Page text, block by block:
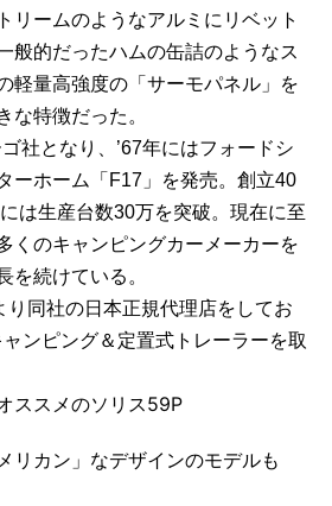
リームのようなアルミにリベット
般的だったハムの缶詰のようなス
軽量高強度の「サーモパネル」を
な特徴だった。
社となり、’67年にはフォードシ
ーホーム「F17」を発売。創立40
は生産台数30万を突破。現在に至
くのキャンピングカーメーカーを
を続けている。
り同社の日本正規代理店をしてお
ンピング＆定置式トレーラーを取
ススメのソリス59P
リカン」なデザインのモデルも